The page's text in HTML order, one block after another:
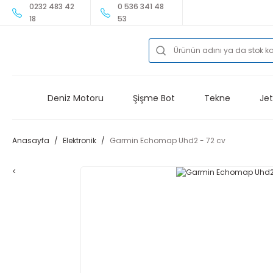
0232 483 42
18
0 536 341 48
53
Deniz Motoru Şişme Bot Tekne
Anasayfa Elektronik Garmin Echomap Uhd2 - 72 cv
<